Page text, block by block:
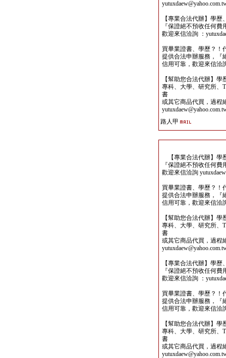
【專業合法代辦】學
『保證絕不預收任何
歡迎來信洽詢 ：
買畢業證書、學歷？！
提供合法申辦服務，『
信用可靠，歡迎來信洽
【幫助您合法代辦】
專科、大學、研究所、
書
或其它商品代買，過程
路人甲
【專業合法代辦】學
『保證絕不預收任何
歡迎來信洽詢
買畢業證書、學歷？！
提供合法申辦服務，『
信用可靠，歡迎來信洽
【幫助您合法代辦】
專科、大學、研究所、
書
或其它商品代買，過程
【專業合法代辦】學
『保證絕不預收任何
歡迎來信洽詢 ：
買畢業證書、學歷？！
提供合法申辦服務，『
信用可靠，歡迎來信洽
【幫助您合法代辦】
專科、大學、研究所、
書
或其它商品代買，過程